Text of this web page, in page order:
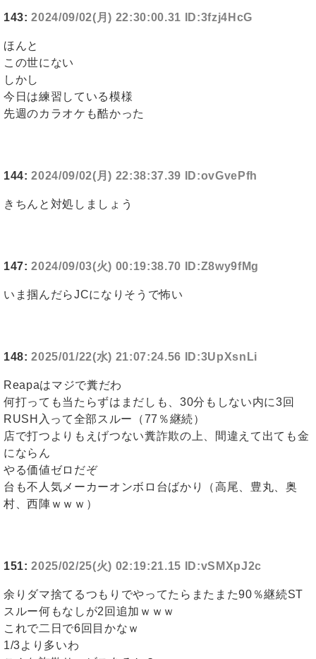
143:2024/09/02(月) 22:30:00.31 ID:3fzj4HcG
ほんと
この世にない
しかし
今日は練習している模様
先週のカラオケも酷かった
144:2024/09/02(月) 22:38:37.39 ID:ovGvePfh
きちんと対処しましょう
147:2024/09/03(火) 00:19:38.70 ID:Z8wy9fMg
いま掴んだらJCになりそうで怖い
148:2025/01/22(水) 21:07:24.56 ID:3UpXsnLi
Reapaはマジで糞だわ
何打っても当たらずはまだしも、30分もしない内に3回
RUSH入って全部スルー（77％継続）
店で打つよりもえげつない糞詐欺の上、間違えて出ても金
にならん
やる価値ゼロだぞ
台も不人気メーカーオンボロ台ばかり（高尾、豊丸、奥
村、西陣ｗｗｗ）
151:2025/02/25(火) 02:19:21.15 ID:vSMXpJ2c
余りダマ捨てるつもりでやってたらまたまた90％継続ST
スルー何もなしが2回追加ｗｗｗ
これで二日で6回目かなｗ
1/3より多いわ